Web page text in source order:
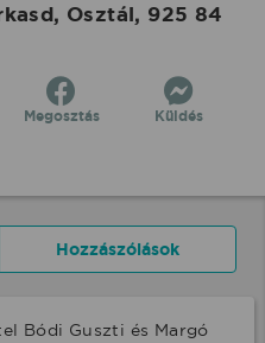
Osztál, 925 84
Megosztás Küldés
Hozzászólások
Bódi Guszti és Margó